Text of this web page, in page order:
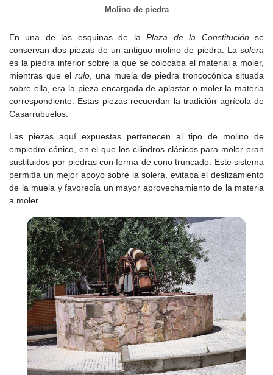
los Higos, Boadilla y Moratalaz.
habitantes, entre los que había un cura, un clérigo de órdenes
menores, un religioso trinitario, 42 labradores, 16 jornaleros, un
tabernero, un médico, dos cirujanos-barberos, dos arrieros, un
herrero y un zapatero. La sociedad seguía siendo
fundamentalmente agrícola, con predominio del secano. La
mayor parte del término estaba dedicada a tierras de cultivo, en
su mayoría de calidad baja, donde se sembraban trigo, cebada y
centeno. También había algunas viñas y olivos, además de
prados para el ganado.
Las respuestas al cuestionario del cardenal Lorenzana, fechadas
en 1786, reflejan una población de unos 50 vecinos. En ellas se
destaca que los propios vecinos, reunidos en concejo abierto,
nombraban a sus justicias, a diferencia de otros lugares donde
intervenía el corregidor de Madrid. El documento también
describe la aridez del paisaje, aunque señala la existencia de
abundante agua a poca profundidad, que podía aprovecharse
mediante norias. El arroyo de las Cárcavas era el principal curso
de agua superficial, aunque de escaso caudal.
En estos años, los vecinos de Casarrubuelos defendieron su
derecho tradicional al arrendamiento de tierras en la Dehesa de
Moratalaz. En 1785, el Consejo de Castilla reconoció finalmente
su derecho al arrendamiento perpetuo de 1.500 fanegas de
tierra. El Censo de Floridablanca, de 1786, contabilizaba 185
habitantes y muestra un ligero descenso respecto a mediados de
siglo, relacionado en parte con la mortalidad provocada por
Molino de piedra
En una de las esquinas de laPlaza de la Constitución se
conservan dos piezas de un antiguo molino de piedra. La solera
es la piedra inferior sobre la que se colocaba el material a moler,
mientras que el rulo, una muela de piedra troncocónica situada
sobre ella, era la pieza encargada de aplastar o moler la materia
correspondiente. Estas piezas recuerdan la tradición agrícola de
Casarrubuelos.
Las piezas aquí expuestas pertenecen al tipo de molino de
empiedro cónico, en el que los cilindros clásicos para moler eran
sustituidos por piedras con forma de cono truncado. Este sistema
permitía un mejor apoyo sobre la solera, evitaba el deslizamiento
de la muela y favorecía un mayor aprovechamiento de la materia
a moler.